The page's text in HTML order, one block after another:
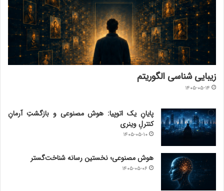
زیبایی شناسی الگوریتم
۱۴۰۵-۰۵-۱۴
پایانِ یک اتوپیا: هوش مصنوعی و بازگشتِ آرمانِ
کنترلِ وینری
۱۴۰۵-۰۵-۱۰
هوش مصنوعی؛ نخستین رسانه شناخت‌گستر
۱۴۰۵-۰۵-۰۶